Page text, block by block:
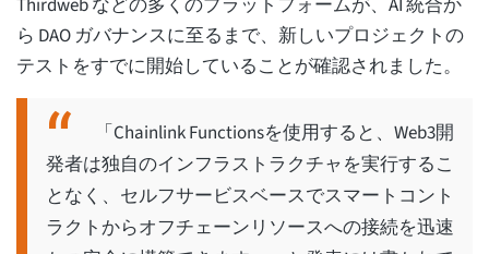
Thirdweb などの多くのプラットフォームが、AI 統合か
ら DAO ガバナンスに至るまで、新しいプロジェクトの
テストをすでに開始していることが確認されました。
「Chainlink Functionsを使用すると、Web3開
発者は独自のインフラストラクチャを実行するこ
となく、セルフサービスベースでスマートコント
ラクトからオフチェーンリソースへの接続を迅速